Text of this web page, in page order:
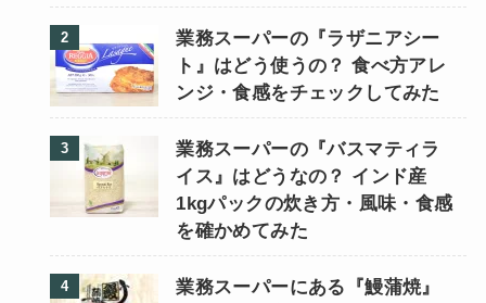
業務スーパーの『ラザニアシー
ト』はどう使うの？ 食べ方アレ
ンジ・食感をチェックしてみた
業務スーパーの『バスマティラ
イス』はどうなの？ インド産
1kgパックの炊き方・風味・食感
を確かめてみた
業務スーパーにある『鰻蒲焼』